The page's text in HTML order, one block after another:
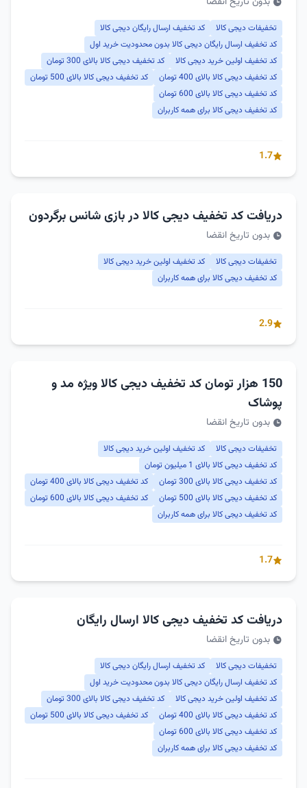
تخفیفات دیجی کالا
کد تخفیف ارسال رایگان دیجی کالا
کد تخفیف ارسال رایگان دیجی کالا بدون محدودیت خرید اول
کد تخفیف اولین خرید دیجی کالا
کد تخفیف دیجی کالا بالای 300 تومان
کد تخفیف دیجی کالا بالای 400 تومان
کد تخفیف دیجی کالا بالای 500 تومان
کد تخفیف دیجی کالا بالای 600 تومان
کد تخفیف دیجی کالا برای همه کاربران
1.7
دریافت کد تخفیف دیجی کالا در بازی شانس برگردون
بدون تاریخ انقضا
تخفیفات دیجی کالا
کد تخفیف اولین خرید دیجی کالا
کد تخفیف دیجی کالا برای همه کاربران
2.9
150 هزار تومان کد تخفیف دیجی کالا ویژه مد و
پوشاک
بدون تاریخ انقضا
تخفیفات دیجی کالا
کد تخفیف اولین خرید دیجی کالا
کد تخفیف دیجی کالا بالای 1 میلیون تومان
کد تخفیف دیجی کالا بالای 300 تومان
کد تخفیف دیجی کالا بالای 400 تومان
کد تخفیف دیجی کالا بالای 500 تومان
کد تخفیف دیجی کالا بالای 600 تومان
کد تخفیف دیجی کالا برای همه کاربران
1.7
دریافت کد تخفیف دیجی کالا ارسال رایگان
بدون تاریخ انقضا
تخفیفات دیجی کالا
کد تخفیف ارسال رایگان دیجی کالا
کد تخفیف ارسال رایگان دیجی کالا بدون محدودیت خرید اول
کد تخفیف اولین خرید دیجی کالا
کد تخفیف دیجی کالا بالای 300 تومان
کد تخفیف دیجی کالا بالای 400 تومان
کد تخفیف دیجی کالا بالای 500 تومان
کد تخفیف دیجی کالا بالای 600 تومان
کد تخفیف دیجی کالا برای همه کاربران